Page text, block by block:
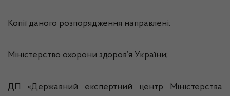
Копії даного розпорядження направлені:
Міністерство охорони здоров’я України;
ДП «Державний експертний центр Міністерства